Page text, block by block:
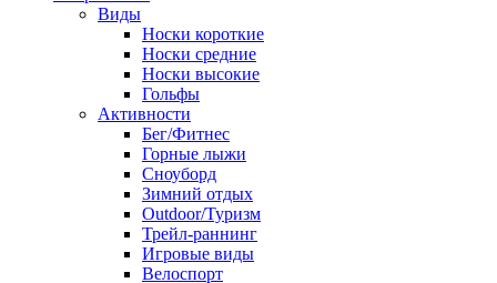
Виды
Носки короткие
Носки средние
Носки высокие
Гольфы
Активности
Бег/Фитнес
Горные лыжи
Сноуборд
Зимний отдых
Outdoor/Туризм
Трейл-раннинг
Игровые виды
Велоспорт